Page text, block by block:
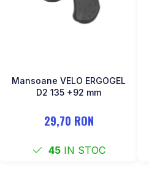
Mansoane VELO ERGOGEL
D2 135 +92 mm
29,70 RON
45IN STOC